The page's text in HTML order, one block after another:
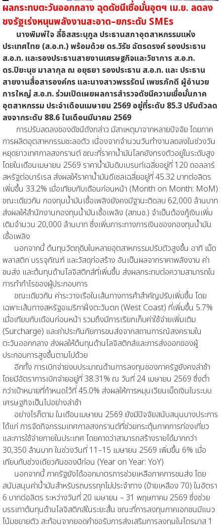
ผลกระทบตะวันออกกลาง ฉุดดัชนีเชื่อมั่นอุตฯ เม.ย. ลดลง
ชงรัฐเร่งหนุนพลังงานสะอาด–ยกระดับ SMEs
นางพิมพ์ใจ ลี้อิสสระนุกูล ประธานสภาอุตสาหกรรมแห่ง
ประเทศไทย (ส.อ.ท.) พร้อมด้วย ดร.วิรัช ฉัตรดรงค์ รองประธาน
ส.อ.ท. และรองประธานสายงานเศรษฐกิจและวิชาการ ส.อ.ท.
ดร.ปิยะนุช มาลากุล ณ อยุธยา รองประธาน ส.อ.ท. และ ประธาน
สายงานสื่อสารองค์กร และนางสาวพรรรัตน์ เพชรภักดี ผู้อำนวย
การใหญ่ ส.อ.ท. ร่วมเปิดเผยผลการสำรวจดัชนีความเชื่อมั่นภาค
อุตสาหกรรม ประจำเดือนเมษายน 2569 อยู่ที่ระดับ 85.3 ปรับตัวลด
ลงจากระดับ 88.6 ในเดือนมีนาคม 2569
การปรับลดลงของดัชนีดังกล่าว มีสาเหตุมาจากหลายปัจจัย โดยภาค
การผลิตอุตสาหกรรมชะลอตัว เนื่องจากจำนวนวันทำงานลดลงในช่วงวัน
หยุดยาวเทศกาลสงกรานต์ ขณะที่ราคาน้ำมันโลกยังทรงตัวอยู่ในระดับสูง
โดยในเดือนเมษายน 2569 ราคาน้ำมันดิบเบรนท์เฉลี่ยอยู่ที่ 120 ดอลลาร์
สหรัฐต่อบาร์เรล ส่งผลให้ราคาน้ำมันดีเซลเฉลี่ยอยู่ที่ 45.32 บาทต่อลิตร
เพิ่มขึ้น 33.2% เมื่อเทียบกับเดือนก่อนหน้า (Month on Month: MoM)
ขณะเดียวกัน กองทุนน้ำมันเชื้อเพลิงยังคงมีฐานะติดลบ 62,000 ล้านบาท
ส่งผลให้สำนักงานกองทุนน้ำมันเชื้อเพลิง (สกนช.) จำเป็นต้องกู้เงินเพิ่ม
เติมจำนวน 20,000 ล้านบาท ซึ่งเพิ่มภาระทางการเงินของกองทุนน้ำมัน
เชื้อเพลิง
นอกจากนี้ ต้นทุนวัตถุดิบในหลายอุตสาหกรรมปรับตัวสูงขึ้น อาทิ เม็ด
พลาสติก บรรจุภัณฑ์ และวัสดุก่อสร้าง อันเป็นผลจากราคาพลังงาน ค่า
ขนส่ง และต้นทุนด้านโลจิสติกส์ที่เพิ่มขึ้น ส่งผลกระทบต่อความสามารถใน
การทำกำไรของผู้ประกอบการ
ขณะเดียวกัน ค่าระวางเรือในเส้นทางการค้าสำคัญปรับเพิ่มขึ้น โดย
เฉพาะเส้นทางสหรัฐอเมริกาฝั่งตะวันตก (West Coast) ที่เพิ่มขึ้น 5.7%
เมื่อเทียบกับเดือนก่อนหน้า รวมถึงมีการเรียกเก็บค่าใช้จ่ายเพิ่มเติม
(Surcharge) และค่าประกันภัยการขนส่งจากสถานการณ์สงครามใน
ตะวันออกกลาง ส่งผลให้ต้นทุนด้านโลจิสติกส์และการส่งออกของผู้
ประกอบการสูงขึ้นตามไปด้วย
อีกทั้ง การเบิกจ่ายงบประมาณด้านการลงทุนของภาครัฐยังคงล่าช้า
โดยมีอัตราการเบิกจ่ายอยู่ที่ 38.31% ณ วันที่ 24 เมษายน 2569 ซึ่งต่ำ
กว่าเป้าหมายที่กำหนดไว้ที่ 45.0% ส่งผลให้การหมุนเวียนเม็ดเงินในระบบ
เศรษฐกิจเป็นไปอย่างล่าช้า
อย่างไรก็ตาม ในเดือนเมษายน 2569 ยังมีปัจจัยสนับสนุนบางประการ
ได้แก่ การจัดกิจกรรมเทศกาลสงกรานต์ที่ช่วยกระตุ้นภาคการท่องเที่ยว
และการใช้จ่ายภายในประเทศ โดยคาดว่าสามารถสร้างรายได้มากกว่า
30,350 ล้านบาท ในช่วงวันที่ 11–15 เมษายน 2569 เพิ่มขึ้น 6% เมื่อ
เทียบกับช่วงเดียวกันของปีก่อน (Year on Year: YoY)
นอกจากนี้ ภาครัฐยังได้ออกมาตรการช่วยเหลือภาคการขนส่ง โดย
สนับสนุนค่าน้ำมันสำหรับรถบรรทุกไม่ประจำทาง (ป้ายเหลือง 70) ในอัตรา
6 บาทต่อลิตร ระหว่างวันที่ 20 เมษายน – 31 พฤษภาคม 2569 ซึ่งช่วย
บรรเทาต้นทุนด้านโลจิสติกส์ในระยะสั้น ขณะที่การลงทุนภาคเอกชนมีแนว
โน้มขยายตัว สะท้อนจากยอดคำขอรับการส่งเสริมการลงทุนในไตรมาส 1